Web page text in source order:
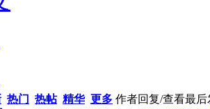
热门 热帖 精华 更多 作者回复/查看最后